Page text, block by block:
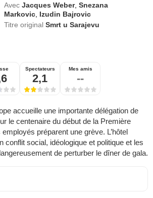
Avec Jacques Weber,Snezana
Markovic Izudin Bajrovic
Titre originalSmrt u Sarajevu
Spectateurs
2,1
Mes amis
--
accueille une importante délégation de
le centenaire du début de la Première
préparent une grève. L’hôtel
conflit social, idéologique et politique et les
de perturber le dîner de gala.